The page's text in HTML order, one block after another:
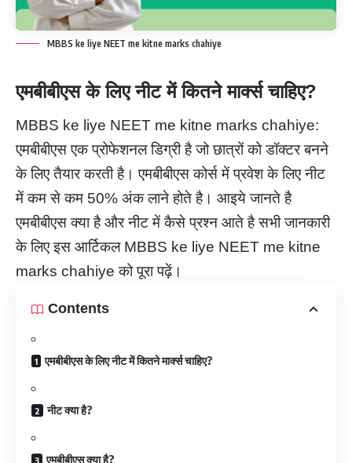
MBBS ke liye NEET me kitne marks chahiye
एमबीबीएस के लिए नीट में कितने मार्क्स चाहिए?
MBBS ke liye NEET me kitne marks chahiye:
एमबीबीएस एक प्रोफेशनल डिग्री है जो छात्रों को डॉक्टर बनने
के लिए तैयार करती है। एमबीबीएस कोर्स में प्रवेश के लिए नीट
में कम से कम 50% अंक लाने होते है। आइये जानते है
एमबीबीएस क्या है और नीट में कैसे प्रश्न आते है सभी जानकारी
के लिए इस आर्टिकल MBBS ke liye NEET me kitne
marks chahiye को पूरा पढ़ें।
Contents
एमबीबीएस के लिए नीट में कितने मार्क्स चाहिए?
नीट क्या है?
एमबीबीएस क्या है?